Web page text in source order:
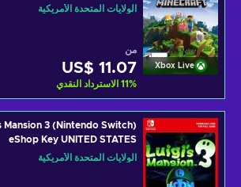
Xbox Live
الولايات المتحدة الأمريكية
من
US$ 11.07
11% الاسترداد النقدي
Mansion 3 (Nintendo Switch)
eShop Key UNITED STATES
الولايات المتحدة الأمريكية